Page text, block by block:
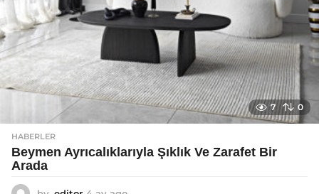
7 0
HABERLER
Beymen Ayrıcalıklarıyla Şıklık Ve Zarafet Bir
Arada